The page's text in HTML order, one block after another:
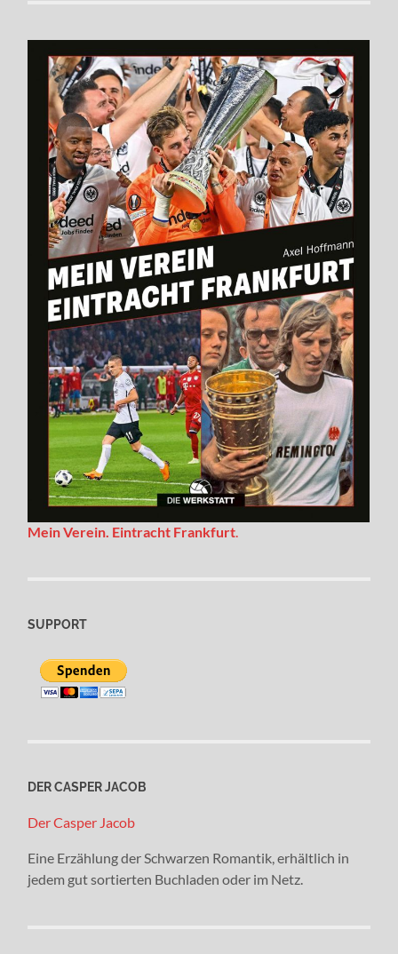
Mein Verein. Eintracht Frankfurt
SUPPORT
DER CASPER JACOB
Der Casper Jacob
Eine Erzählung der Schwarzen Romantik, erhältlich in
jedem gut sortierten Buchladen oder im Netz.